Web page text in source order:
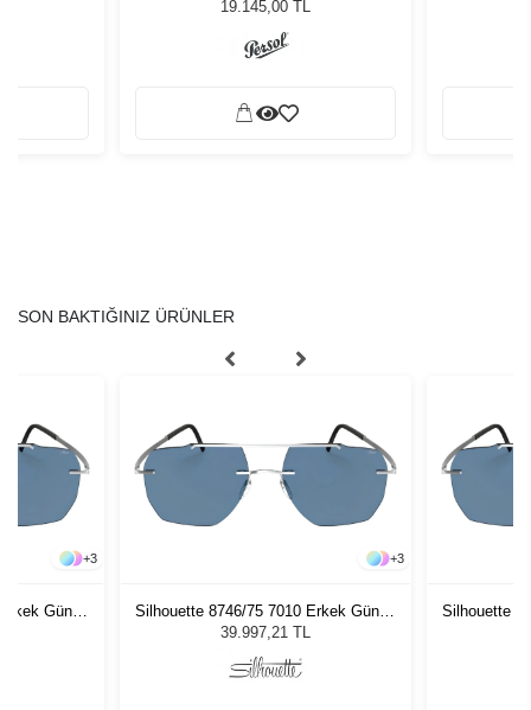
19.145,00 TL
SON BAKTIĞINIZ ÜRÜNLER
+3
Güneş
+3
Silhouette 8746/75 7010 Erkek Güneş
Gözlüğü
39.997,21 TL
Silhouette